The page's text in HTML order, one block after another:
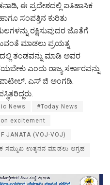
ಈ ಪ್ರದೇಶದಲ್ಲಿ ಐತಿಹಾಸಿಕ
ಸಂಪತ್ತಿನ ಕುರಿತು
ರಕ್ಷಿಸುವುದರ ಜೊತೆಗೆ
ಮಾಡಲು ಪ್ರಯತ್ನ
ತಂಡವನ್ನು ಮಾಡಿ ಅವರ
ಎಂದು ರಾಜ್ಯ ಸರ್ಕಾರವನ್ನು
ಪಾಟೀಲ್. ಎಸ್ ಜಿ ಅಂಗಡಿ.
News #Today News
excitement
JANATA (VOJ-VOJ)
ಸಮ್ಮುಖ ಉತ್ಕನನ ಮಾಡಲು ಆಗ್ರಹ